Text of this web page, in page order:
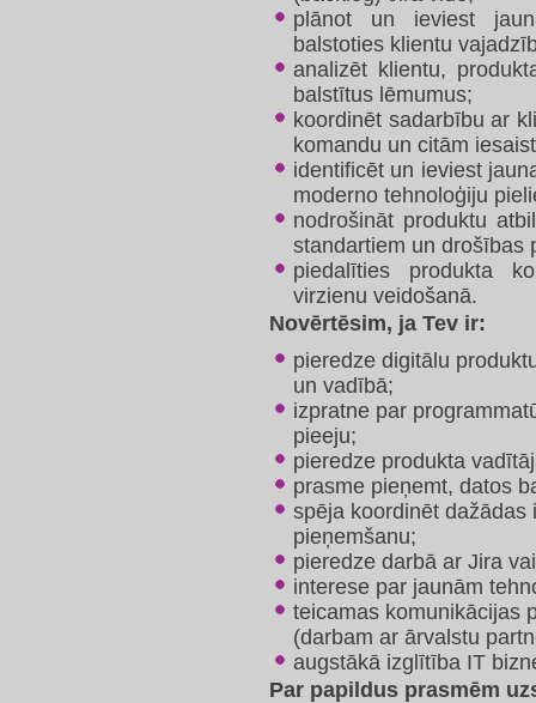
plānot un ieviest
balstoties klientu
analizēt klientu,
balstītus lēmumus;
koordinēt sadarbību ar
komandu un citām
identificēt un ieviest
moderno tehnoloģiju
nodrošināt produktu
standartiem un drošības
piedalīties produkta
virzienu veidošanā.
Novērtēsim, ja Tev ir:
pieredze digitālu
un vadībā;
izpratne par
pieeju;
pieredze produkta
prasme pieņemt, datos
spēja koordinēt
pieņemšanu;
pieredze darbā ar Jira
interese par jaunām
teicamas komunikācijas
(darbam ar ārvalstu
augstākā izglītība IT
Par papildus prasmēm